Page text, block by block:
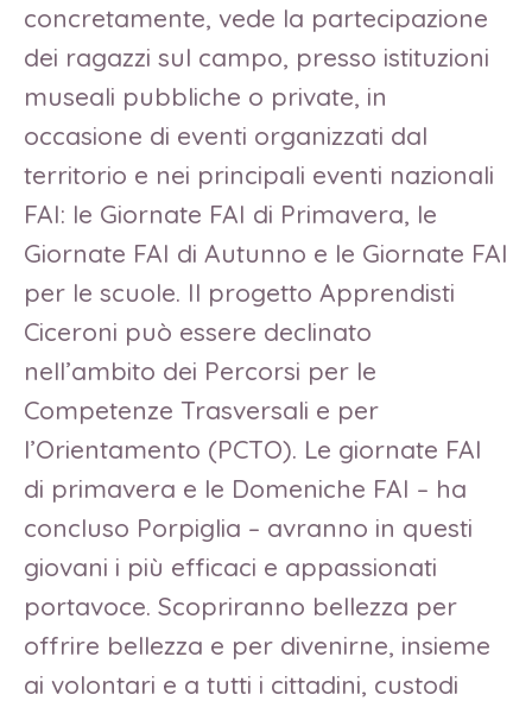
concretamente, vede la partecipazione
dei ragazzi sul campo, presso istituzioni
museali pubbliche o private, in
occasione di eventi organizzati dal
territorio e nei principali eventi nazionali
FAI: le Giornate FAI di Primavera, le
Giornate FAI di Autunno e le Giornate FAI
per le scuole. Il progetto Apprendisti
Ciceroni può essere declinato
nell’ambito dei Percorsi per le
Competenze Trasversali e per
l’Orientamento (PCTO). Le giornate FAI
di primavera e le Domeniche FAI – ha
concluso Porpiglia – avranno in questi
giovani i più efficaci e appassionati
portavoce. Scopriranno bellezza per
offrire bellezza e per divenirne, insieme
ai volontari e a tutti i cittadini, custodi